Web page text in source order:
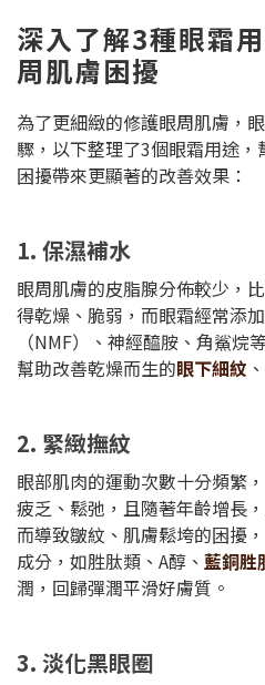
深入了解3種眼霜
周肌膚困擾
為了更細緻的修護眼周肌膚，
驟，以下整理了3個眼霜用途
困擾帶來更顯著的改善效果：
1. 保濕補水
眼周肌膚的皮脂腺分佈較少，
得乾燥、脆弱，而眼霜經常添
（NMF）、神經醯胺、角鯊烷
幫助改善乾燥而生的眼下細紋
2. 緊緻撫紋
眼部肌肉的運動次數十分頻繁
疲乏、鬆弛，且隨著年齡增長
而導致皺紋、肌膚鬆垮的困擾
成分，如胜肽類、A醇、 藍銅胜
潤，回歸彈潤平滑好膚質。
3. 淡化黑眼圈